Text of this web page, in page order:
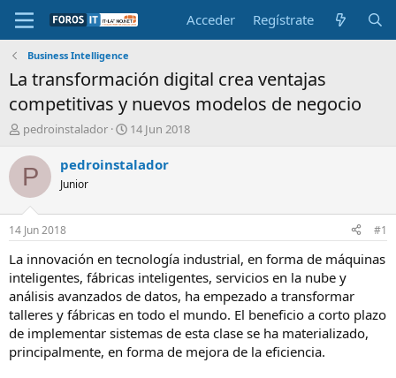
Acceder Regístrate
Business Intelligence
La transformación digital crea ventajas
competitivas y nuevos modelos de negocio
I
i
c
a
d
o
r
d
e
l
t
e
m
pedroinstalador
F
c
i
n
c
i
o
14 Jun 2018
P pedroinstalador
Junior
14 Jun 2018 #1
La innovación en tecnología industrial, en forma de máquinas
inteligentes, fábricas inteligentes, servicios en la nube y
análisis avanzados de datos, ha empezado a transformar
talleres y fábricas en todo el mundo. El beneficio a corto plazo
de implementar sistemas de esta clase se ha materializado,
principalmente, en forma de mejora de la eficiencia.